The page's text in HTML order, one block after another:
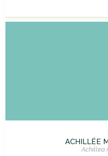
ACHILLÉE
Achillea